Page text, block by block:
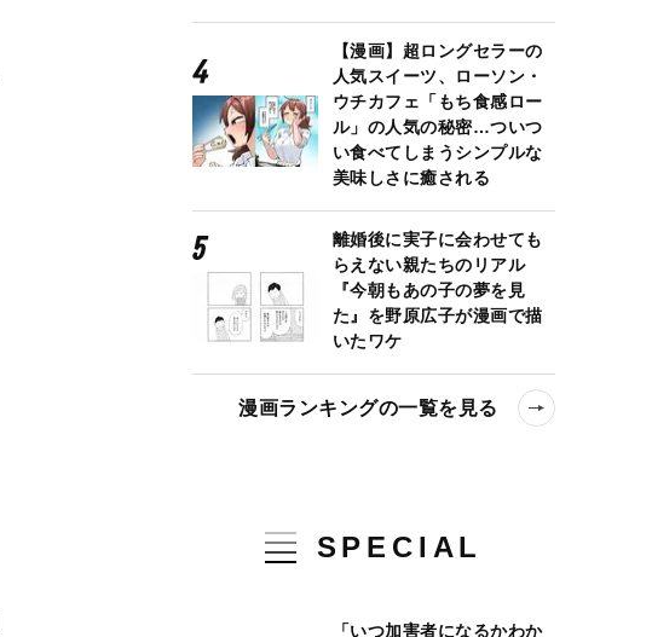
【漫画】超ロングセラーの
人気スイーツ、ローソン・
ウチカフェ「もち食感ロー
ル」の人気の秘密…ついつ
い食べてしまうシンプルな
美味しさに癒される
離婚後に実子に会わせても
らえない親たちのリアル
『今朝もあの子の夢を見
た』を野原広子が漫画で描
いたワケ
漫画ランキングの一覧を見る
SPECIAL
「いつ加害者になるかわか